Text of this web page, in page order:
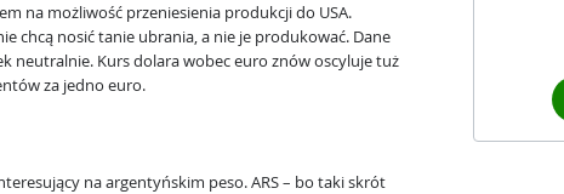
na możliwość przeniesienia produkcji do USA.
chcą nosić tanie ubrania, a nie je produkować. Dane
neutralnie. Kurs dolara wobec euro znów oscyluje tuż
za jedno euro.
na argentyńskim peso. ARS – bo taki skrót